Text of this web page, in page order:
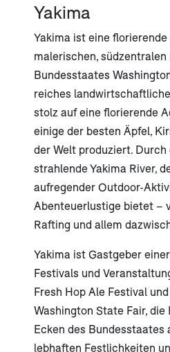
Yakima
Yakima ist eine
malerischen, südzentralen
Bundesstaates
reiches
stolz auf eine florierende
einige der besten Äpfel,
der Welt produziert.
strahlende Yakima River,
aufregender Outdoor-
Abenteuerlustige bietet –
Rafting und allem
Yakima ist Gastgeber
Festivals und
Fresh Hop Ale Festival
Washington State Fair, die
Ecken des Bundesstaates
lebhaften Festlichkeiten